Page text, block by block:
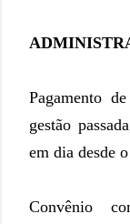
Pagamento
gestão
em dia desde
Convênio